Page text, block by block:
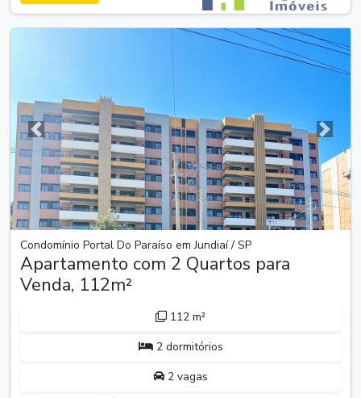
Anterior
Condomínio Portal Do Paraíso em Jundiaí / SP
Apartamento com 2 Quartos para
Venda, 112m²
112 m²
2 dormitórios
2 vagas